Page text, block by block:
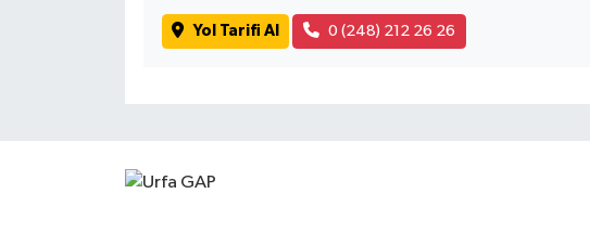
Yol Tarifi Al 0 (248) 212 26 26